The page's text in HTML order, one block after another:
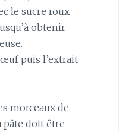
le sucre roux
obtenir
puis l’extrait
morceaux de
pâte doit être